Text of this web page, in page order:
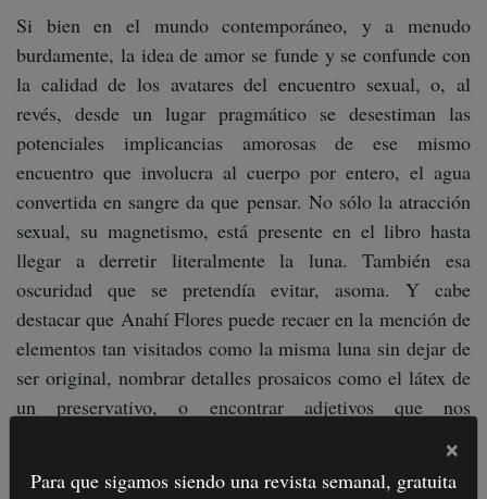
Si bien en el mundo contemporáneo, y a menudo
burdamente, la idea de amor se funde y se confunde con
la calidad de los avatares del encuentro sexual, o, al
revés, desde un lugar pragmático se desestiman las
potenciales implicancias amorosas de ese mismo
encuentro que involucra al cuerpo por entero, el agua
convertida en sangre da que pensar. No sólo la atracción
sexual, su magnetismo, está presente en el libro hasta
llegar a derretir literalmente la luna. También esa
oscuridad que se pretendía evitar, asoma. Y cabe
destacar que Anahí Flores puede recaer en la mención de
elementos tan visitados como la misma luna sin dejar de
ser original, nombrar detalles prosaicos como el látex de
un preservativo, o encontrar adjetivos que nos
una manzana, todo sin que se interrumpa el tono del
×
Para que sigamos siendo una revista semanal, gratuita